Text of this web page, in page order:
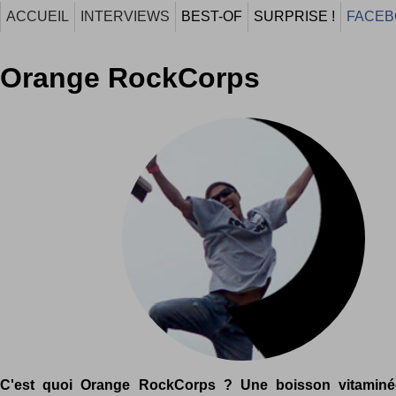
ACCUEIL INTERVIEWS BEST-OF SURPRISE !
Orange RockCorps
C'est quoi Orange RockCorps ? Une boisson